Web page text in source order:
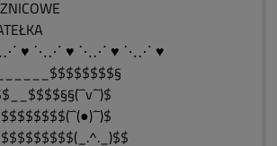
⋱⋰ ♥ ⋱⋰ ♥ ⋱⋰ ♥ ⋱⋰ ♥